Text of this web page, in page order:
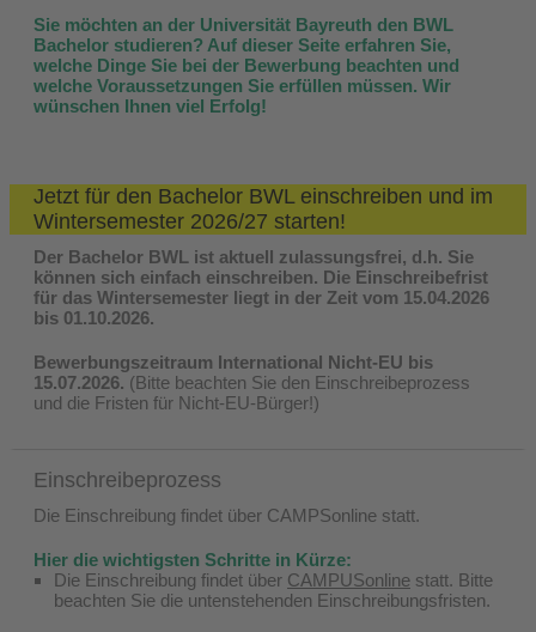
Sie möchten an der Universität Bayreuth den BWL
Bachelor studieren? Auf dieser Seite erfahren Sie,
welche Dinge Sie bei der Bewerbung beachten und
welche Voraussetzungen Sie erfüllen müssen. Wir
wünschen Ihnen viel Erfolg!
Jetzt für den Bachelor BWL einschreiben und im
Wintersemester 2026/27 starten!
Der Bachelor BWL ist aktuell zulassungsfrei, d.h. Sie
können sich einfach einschreiben. Die Einschreibefrist
für das Wintersemester liegt in der Zeit vom 15.04.2026
bis 01.10.2026.
Bewerbungszeitraum International Nicht-EU bis
15.07.2026. (Bitte beachten Sie den Einschreibeprozess
und die Fristen für Nicht-EU-Bürger!)
Einschreibeprozess
Die Einschreibung findet über CAMPSonline statt.
Hier die wichtigsten Schritte in Kürze:
Die Einschreibung findet über CAMPUSonline statt. Bitte
beachten Sie die untenstehenden Einschreibungsfristen.